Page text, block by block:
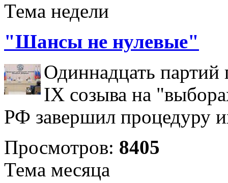
Тема недели
"Шансы не нулевые"
Одиннадцать партий
IX созыва на
РФ завершил процедуру
Просмотров: 8405
Тема месяца